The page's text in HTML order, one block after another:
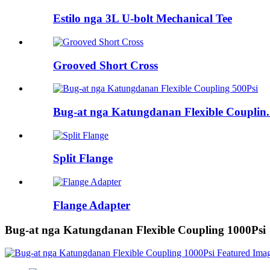
Estilo nga 3L U-bolt Mechanical Tee
Grooved Short Cross
Bug-at nga Katungdanan Flexible
Split Flange
Flange Adapter
Bug-at nga Katungdanan Flexible Coupling 1000Psi